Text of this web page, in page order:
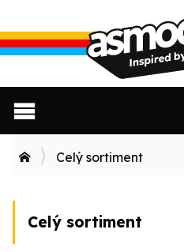
Celý sortiment
Celý sortiment